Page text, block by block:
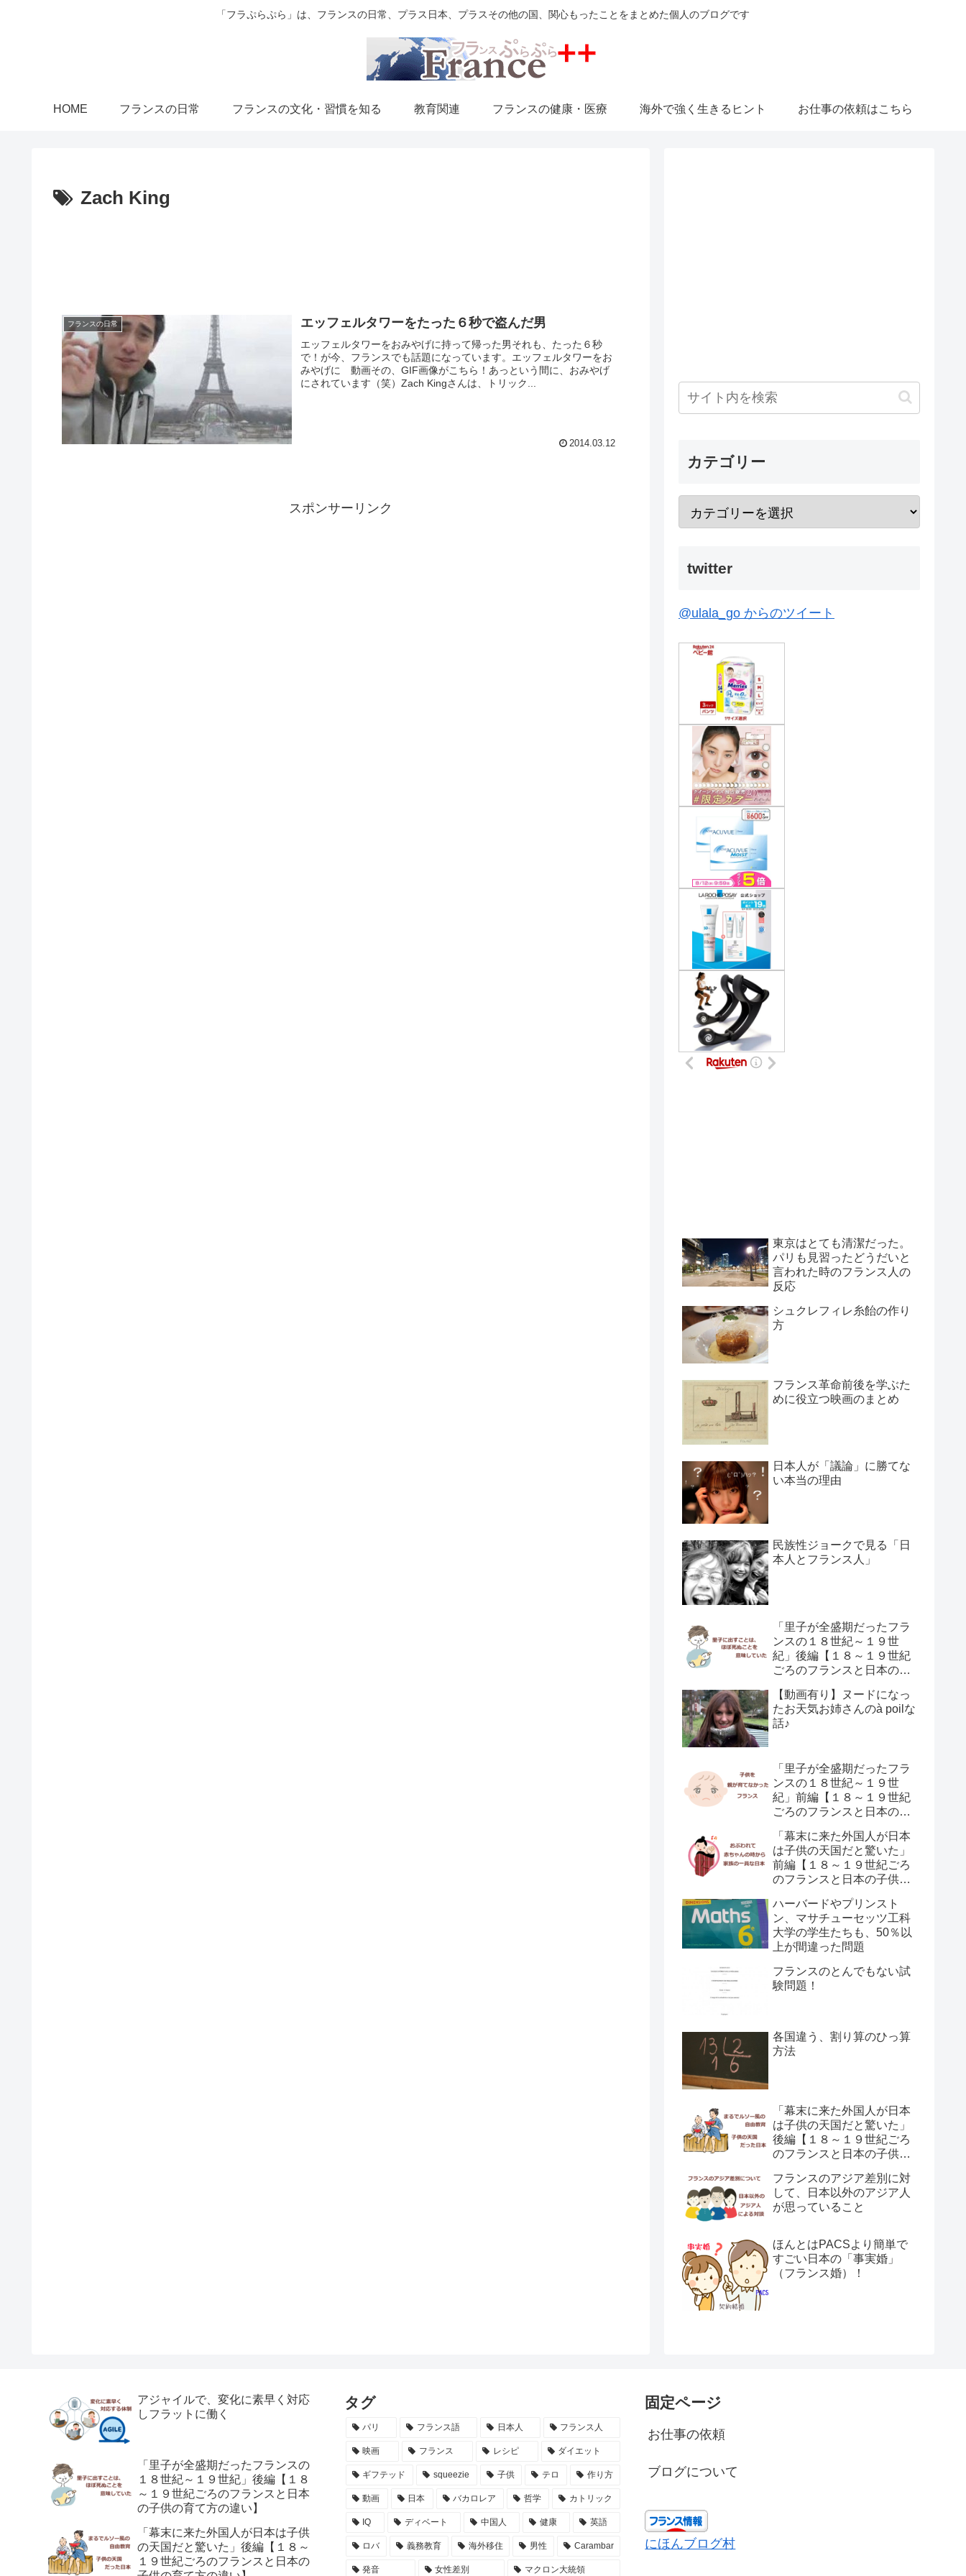
「フラぷらぷら」は、フランスの日常、プラス日本、プラスその他の国、関心もったことをまとめた個人のブログです
HOME フランスの日常 フランスの文化・習慣を知る 教育関連 フランスの健康・医療 海外で強く生きるヒント お仕事の依頼はこちら
Zach King
フランスの日常 エッフェルタワーをたった６秒で盗んだ男
エッフェルタワーをおみやげに持って帰った男それも、たった６秒
で！が今、フランスでも話題になっています。エッフェルタワーをお
みやげに 動画その、GIF画像がこちら！あっという間に、おみやげ
にされています（笑）Zach Kingさんは、トリック...
2014.03.12
スポンサーリンク
カテゴリー
twitter
@ulala_go からのツイート
東京はとても清潔だった。
パリも見習ったどうだいと
言われた時のフランス人の
反応
シュクレフィレ糸飴の作り
方
フランス革命前後を学ぶた
めに役立つ映画のまとめ
日本人が「議論」に勝てな
い本当の理由
民族性ジョークで見る「日
本人とフランス人」
「里子が全盛期だったフラ
ンスの１８世紀～１９世
紀」後編【１８～１９世紀
ごろのフランスと日本の子
【動画有り】ヌードになっ
たお天気お姉さんのà poilな
話♪
「里子が全盛期だったフラ
ンスの１８世紀～１９世
紀」前編【１８～１９世紀
ごろのフランスと日本の子
「幕末に来た外国人が日本
は子供の天国だと驚いた」
前編【１８～１９世紀ごろ
のフランスと日本の子供の
ハーバードやプリンスト
ン、マサチューセッツ工科
大学の学生たちも、50％以
上が間違った問題
フランスのとんでもない試
験問題！
各国違う、割り算のひっ算
方法
「幕末に来た外国人が日本
は子供の天国だと驚いた」
後編【１８～１９世紀ごろ
のフランスと日本の子供の
フランスのアジア差別に対
して、日本以外のアジア人
が思っていること
ほんとはPACSより簡単で
すごい日本の「事実婚」
（フランス婚）！
アジャイルで、変化に素早く対応
しフラットに働く
「里子が全盛期だったフランスの
１８世紀～１９世紀」後編【１８
～１９世紀ごろのフランスと日本
の子供の育て方の違い】
「幕末に来た外国人が日本は子供
の天国だと驚いた」後編【１８～
１９世紀ごろのフランスと日本の
タグ
パリ フランス語 日本人 フランス人
映画 フランス レシピ ダイエット
ギフテッド squeezie 子供 テロ 作り方
動画 日本 バカロレア 哲学 カトリック
IQ ディベート 中国人 健康 英語
ロバ 義務教育 海外移住 男性 Carambar
発音 女性差別 マクロン大統領
固定ページ
お仕事の依頼
ブログについて
にほんブログ村